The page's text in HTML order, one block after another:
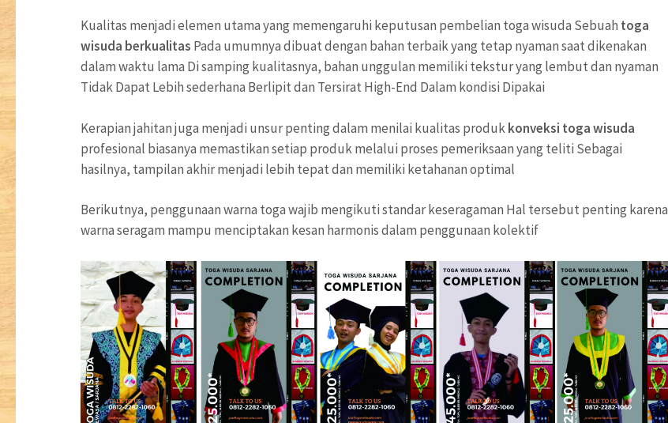
Kualitas menjadi elemen utama yang memengaruhi keputusan pembelian toga wisuda Sebuah toga
wisuda berkualitas Pada umumnya dibuat dengan bahan terbaik yang tetap nyaman saat dikenakan
dalam waktu lama Di samping kualitasnya, bahan unggulan memiliki tekstur yang lembut dan nyaman
Tidak Dapat Lebih sederhana Berlipit dan Tersirat High-End Dalam kondisi Dipakai
Kerapian jahitan juga menjadi unsur penting dalam menilai kualitas produkkonveksi toga wisuda
profesional biasanya memastikan setiap produk melalui proses pemeriksaan yang teliti Sebagai
hasilnya, tampilan akhir menjadi lebih tepat dan memiliki ketahanan optimal
Berikutnya, penggunaan warna toga wajib mengikuti standar keseragaman Hal tersebut penting karena
warna seragam mampu menciptakan kesan harmonis dalam penggunaan kolektif